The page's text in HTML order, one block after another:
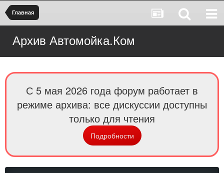
Главная
Архив Автомойка.Ком
С 5 мая 2026 года форум работает в
режиме архива: все дискуссии доступны
только для чтения
Подробности